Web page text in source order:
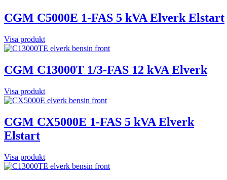
CGM C5000E 1-FAS 5 kVA Elverk Elstart
Visa produkt
CGM C13000T 1/3-FAS 12 kVA Elverk
Visa produkt
CGM CX5000E 1-FAS 5 kVA Elverk
Elstart
Visa produkt